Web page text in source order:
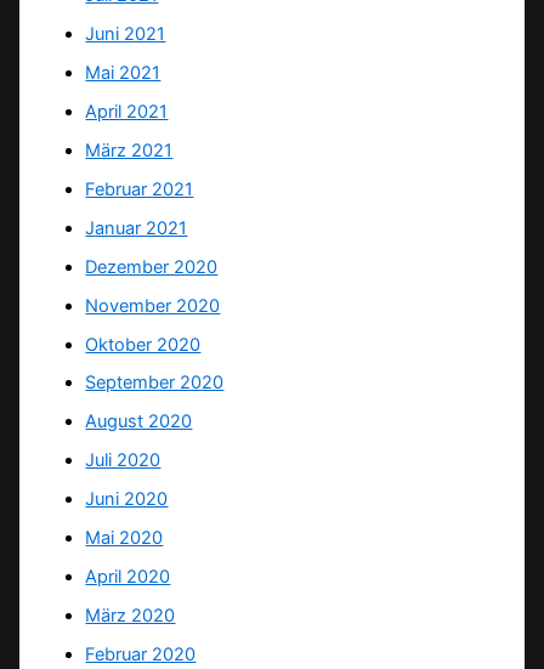
Juni 2021
Mai 2021
April 2021
März 2021
Februar 2021
Januar 2021
Dezember 2020
November 2020
Oktober 2020
September 2020
August 2020
Juli 2020
Juni 2020
Mai 2020
April 2020
März 2020
Februar 2020